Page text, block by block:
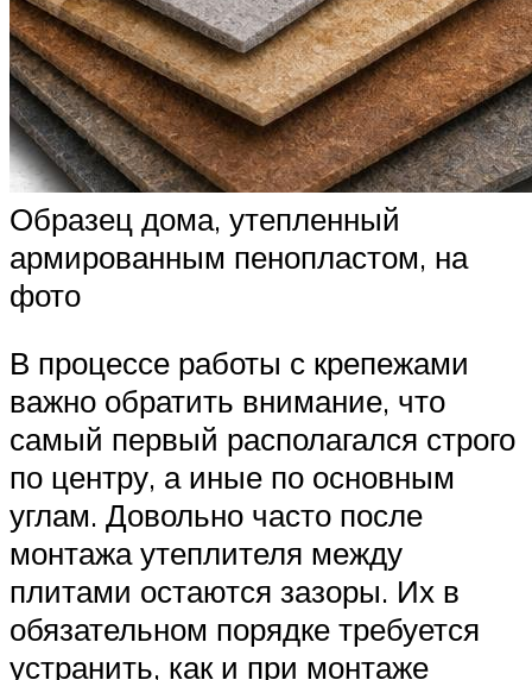
Образец дома, утепленный
армированным пенопластом, на
фото
В процессе работы с крепежами
важно обратить внимание, что
самый первый располагался строго
по центру, а иные по основным
углам. Довольно часто после
монтажа утеплителя между
плитами остаются зазоры. Их в
обязательном порядке требуется
устранить, как и при монтаже